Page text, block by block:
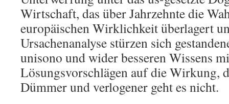
Wirtschaft, das über Jahrzehnte die
europäischen Wirklichkeit überlagert
Ursachenanalyse stürzen sich
unisono und wider besseren Wissens
Lösungsvorschlägen auf die Wirkung,
Dümmer und verlogener geht es nicht.